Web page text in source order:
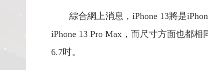
綜合網上消息，iPhone 13將是
iPhone 13 Pro Max，而尺寸方面也都相
6.7吋。